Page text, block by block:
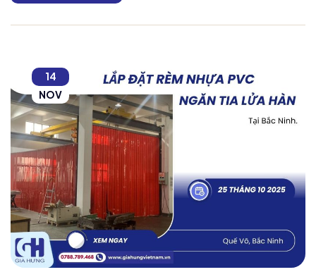
14
NOV